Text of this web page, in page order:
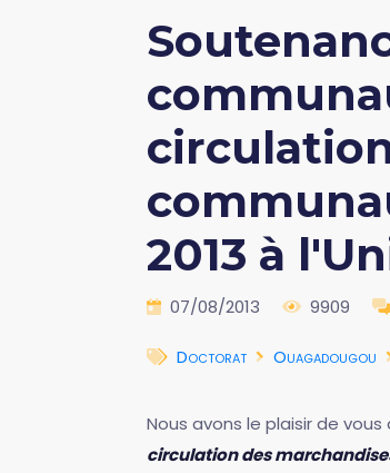
2013 à
07/08/2013 9909
Doctorat Ouagadougou
Nous avons le plaisir de
circulation des